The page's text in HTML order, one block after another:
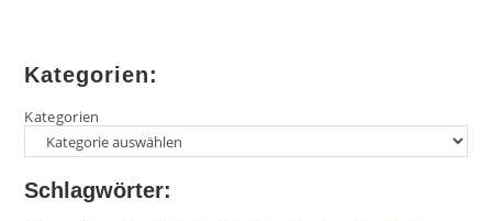
Kategorien:
Kategorien
Schlagwörter: